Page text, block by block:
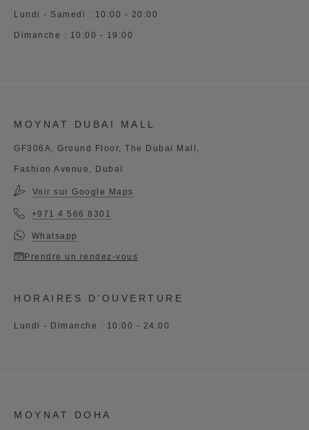
Lundi - Samedi : 10:00 - 20:00
Dimanche : 10:00 - 19:00
MOYNAT DUBAI MALL
GF306A, Ground Floor, The Dubai Mall,
Fashion Avenue, Dubaï
Voir sur Google Maps
+971 4 566 8301
Whatsapp
Prendre un rendez-vous
HORAIRES D'OUVERTURE
Lundi - Dimanche : 10:00 - 24:00
MOYNAT DOHA